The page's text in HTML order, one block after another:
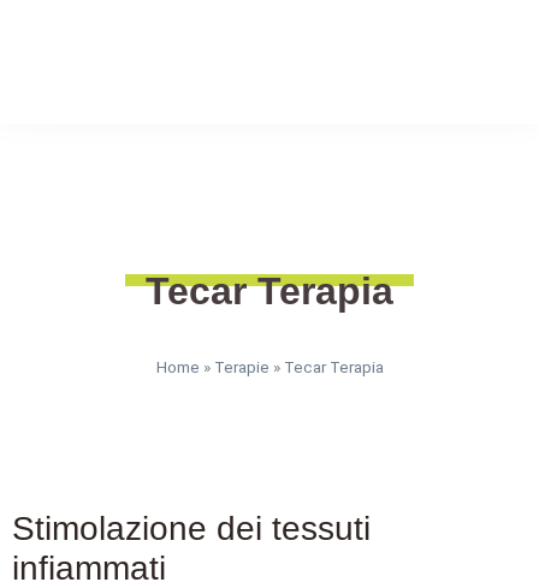
Tecar Terapia
Home » Terapie » Tecar Terapia
Stimolazione dei tessuti
infiammati